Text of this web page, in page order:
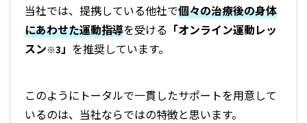
当社では、提携している他社で個々の治療後の身体
にあわせた運動指導を受ける 「オンライン運動レッ
スン※3 」 を推奨しています。
このようにトータルで一貫したサポートを用意して
いるのは、当社ならではの特徴と思います。